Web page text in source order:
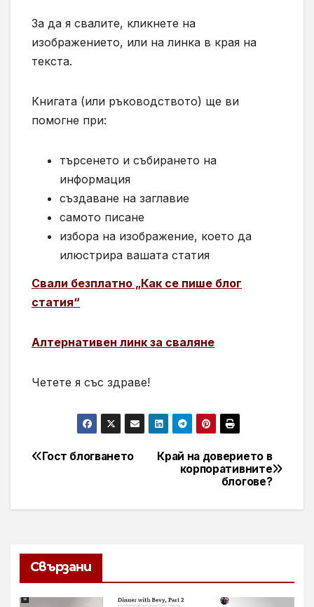
За да я свалите, кликнете на
изображението, или на линка в края на
текста.
Книгата (или ръководството) ще ви
помогне при:
търсенето и събирането на
информация
създаване на заглавие
самото писане
избора на изображение, което да
илюстрира вашата статия
Свали безплатно „Как се пише блог
статия“
Алтернативен линк за сваляне
Четете я със здраве!
Навигация
Край на доверието в
корпоративните
блогове?
Гост блогването
Свързани